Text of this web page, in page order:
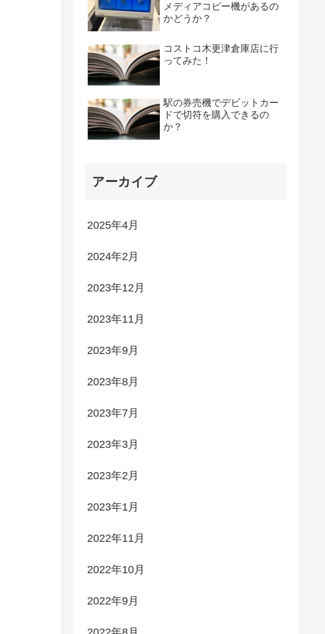
メディアコピー機があるの
かどうか？
コストコ木更津倉庫店に行
ってみた！
駅の券売機でデビットカー
ドで切符を購入できるの
か？
アーカイブ
2025年4月
2024年2月
2023年12月
2023年11月
2023年9月
2023年8月
2023年7月
2023年3月
2023年2月
2023年1月
2022年11月
2022年10月
2022年9月